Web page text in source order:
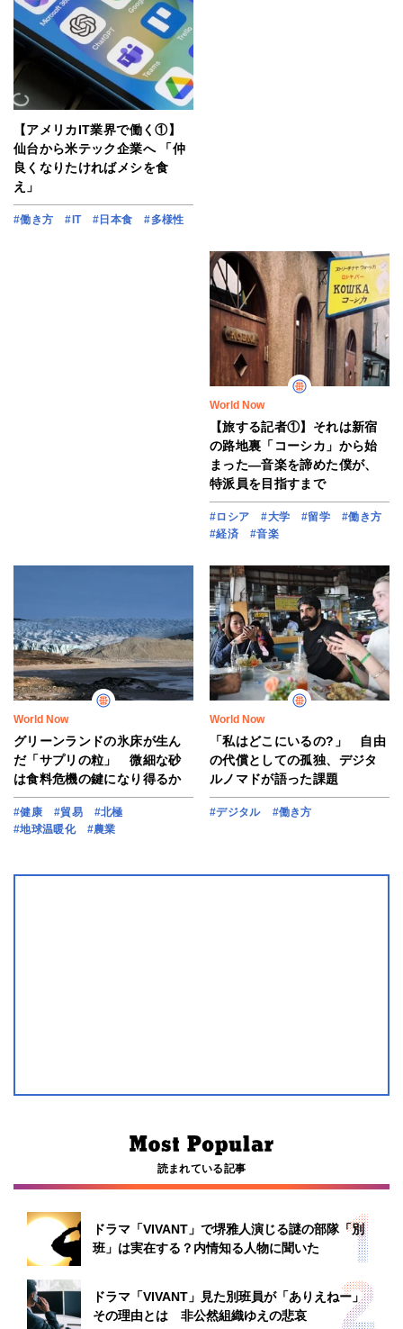
【アメリカIT業界で働く①】
仙台から米テック企業へ 「仲
良くなりたければメシを食
え」
#働き方 #IT #日本食 #多様性
World Now
【旅する記者①】それは新宿
の路地裏「コーシカ」から始
まった―音楽を諦めた僕が、
特派員を目指すまで
#ロシア #大学 #留学
#働き方
#経済
#音楽
World Now
グリーンランドの氷床が生ん
だ「サプリの粒」 微細な砂
は食料危機の鍵になり得るか
#健康 #貿易
#北極
#地球温暖化
#農業
World Now
「私はどこにいるの?」 自由
の代償としての孤独、デジタ
ルノマドが語った課題
#デジタル #働き方
読まれている記事
ドラマ「VIVANT」で堺雅人演じる謎の部隊「別
班」は実在する？内情知る人物に聞いた
ドラマ「VIVANT」見た別班員が「ありえねー」
その理由とは 非公然組織ゆえの悲哀